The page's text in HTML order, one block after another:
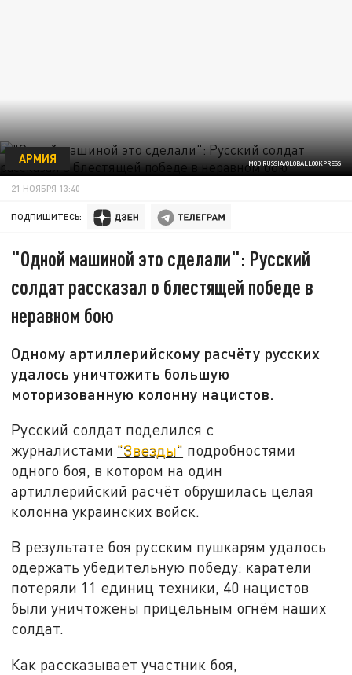
MOD RUSSIA/GLOBALLOOKPRESS
АРМИЯ
21 НОЯБРЯ 13:40
ПОДПИШИТЕСЬ:
"Одной машиной это сделали": Русский
солдат рассказал о блестящей победе в
неравном бою
Одному артиллерийскому расчёту русских
удалось уничтожить большую
моторизованную колонну нацистов.
Русский солдат поделился с
журналистами "Звезды" подробностями
одного боя, в котором на один
артиллерийский расчёт обрушилась целая
колонна украинских войск.
В результате боя русским пушкарям удалось
одержать убедительную победу: каратели
потеряли 11 единиц техники, 40 нацистов
были уничтожены прицельным огнём наших
солдат.
Как рассказывает участник боя,